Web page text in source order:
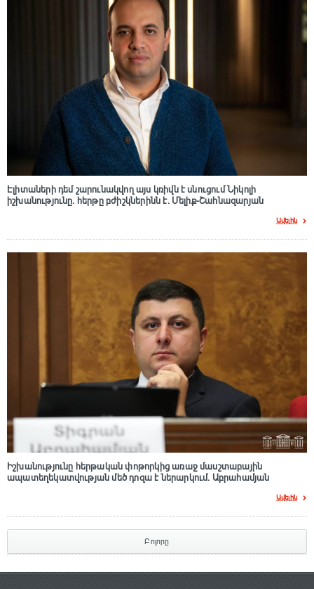
Էլիտաների դեմ շարունակվող այս կռիվն է սնուցում Նիկոլի
իշխանությունը. հերթը բժիշկներինն է. Մելիք-Շահնազարյան
Ավելին
Իշխանությունը հերթական փոթորկից առաջ մասշտաբային
ապատեղեկատվության մեծ դnզա է ներարկում․ Աբրահամյան
Ավելին
Բոլորը